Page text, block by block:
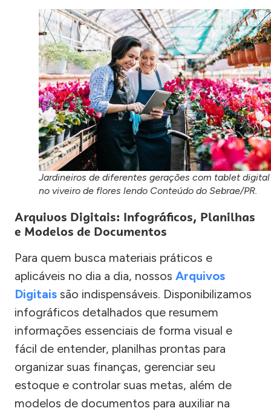
Jardineiros de diferentes gerações com tablet digital
no viveiro de flores lendo Conteúdo do Sebrae/PR.
Arquivos Digitais: Infográficos, Planilhas
e Modelos de Documentos
Para quem busca materiais práticos e
aplicáveis no dia a dia, nossos Arquivos
Digitais são indispensáveis. Disponibilizamos
infográficos detalhados que resumem
informações essenciais de forma visual e
fácil de entender, planilhas prontas para
organizar suas finanças, gerenciar seu
estoque e controlar suas metas, além de
modelos de documentos para auxiliar na